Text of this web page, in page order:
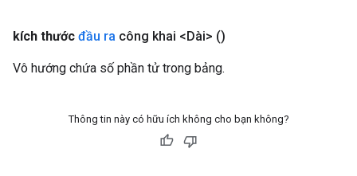
kích thước đầu ra công khai <Dài> ()
Vô hướng chứa số phần tử trong bảng.
Thông tin này có hữu ích không cho bạn không?